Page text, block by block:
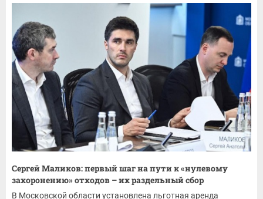
Сергей Маликов: первый шаг на пути к «нулевому
захоронению» отходов – их раздельный сбор
В Московской области установлена льготная аренда